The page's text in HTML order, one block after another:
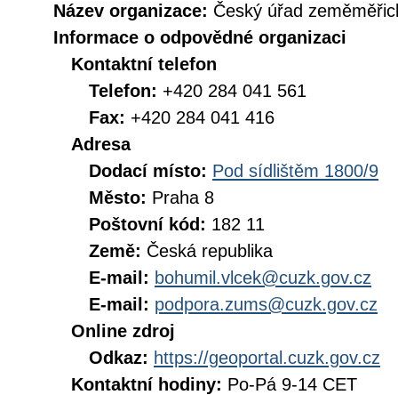
Název organizace: Český úřad
Informace o odpovědné organizaci
Kontaktní telefon
Telefon: +420 284 041 561
Fax: +420 284 041 416
Adresa
Dodací místo: Pod sídlištěm 1800/9
Město: Praha 8
Poštovní kód: 182 11
Země: Česká republika
E-mail: bohumil.vlcek@cuzk.gov.cz
E-mail: podpora.zums@cuzk.gov.cz
Online zdroj
Odkaz: https://geoportal.cuzk.gov.cz
Kontaktní hodiny: Po-Pá 9-14 CET